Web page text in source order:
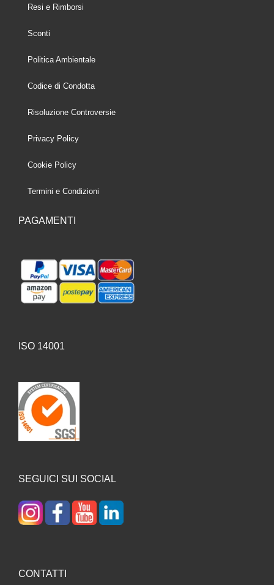
Resi e Rimborsi
Sconti
Politica Ambientale
Codice di Condotta
Risoluzione Controversie
Privacy Policy
Cookie Policy
Termini e Condizioni
PAGAMENTI
ISO 14001
SEGUICI SUI SOCIAL
CONTATTI